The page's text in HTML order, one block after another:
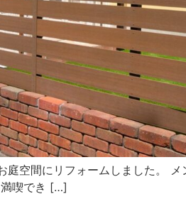
空間にリフォームしました。
満喫でき […]